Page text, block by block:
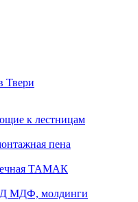
Твери
к лестницам
пена
ТАМАК
МДФ, молдинги